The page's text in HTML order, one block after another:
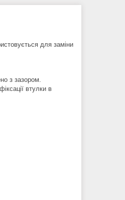
для заміни
з зазором.
втулки в